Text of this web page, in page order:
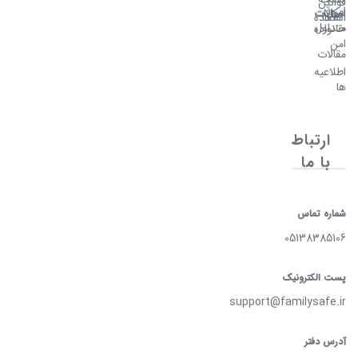
اصلی
امکانات
خانواده
امن
مقالات
اطلاعیه
ها
امن
استفاده
سوالات
متداول
ارتباط
با ما
شماره تماس
05138385106
پست الکترونیک
support@familysafe.ir
آدرس دفتر